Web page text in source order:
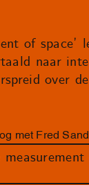
of
naar
over
met Fred